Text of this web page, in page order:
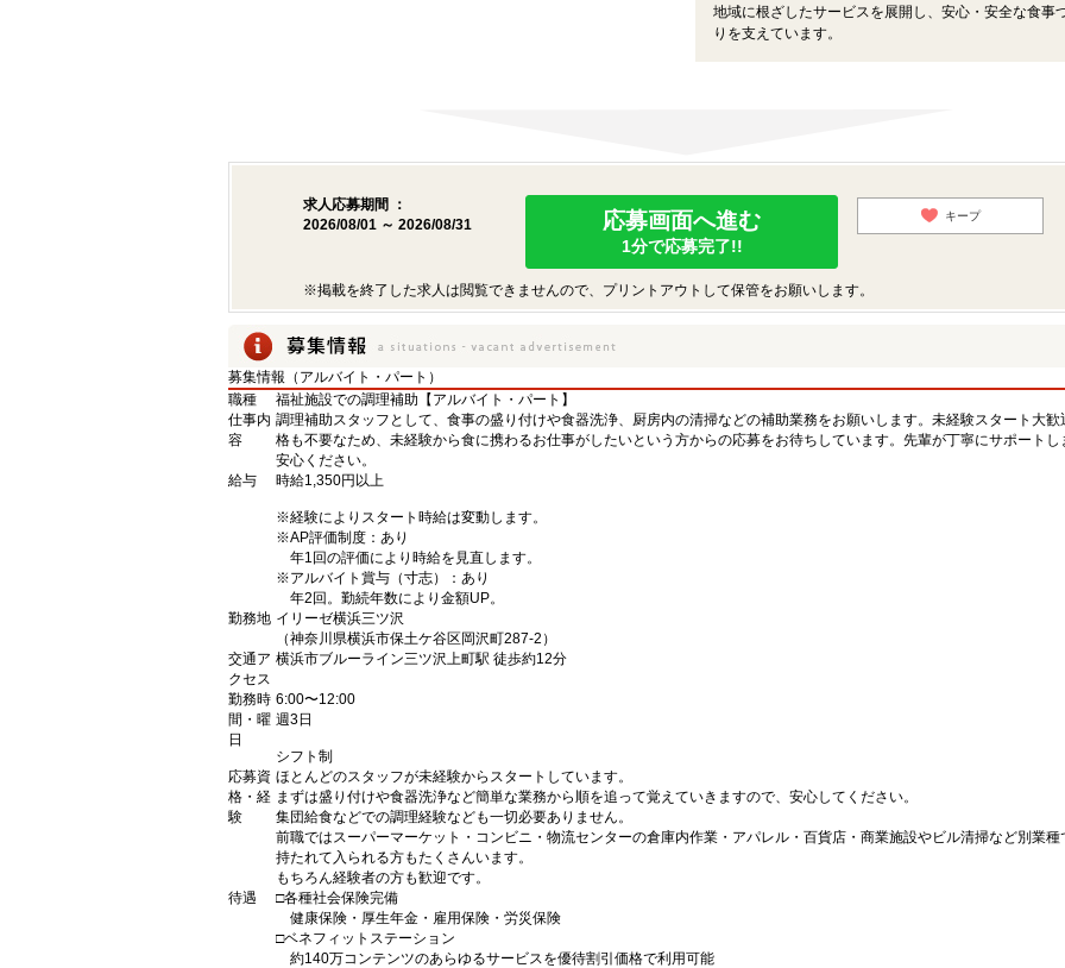
地域に根ざしたサービスを展開し、安心・安全な食事
りを支えています。
求人応募期間 ：
2026/08/01 ～ 2026/08/31
応募画面へ進む
1分で応募完了!!
キープ
※掲載を終了した求人は閲覧できませんので、プリントアウトして保管をお願いします。
募集情報（アルバイト・パート）
職種
福祉施設での調理補助【アルバイト・パート】
仕事内
容
調理補助スタッフとして、食事の盛り付けや食器洗浄、厨房内の清掃などの補助業務をお願いします。未経験スタート大歓
格も不要なため、未経験から食に携わるお仕事がしたいという方からの応募をお待ちしています。先輩が丁寧にサポートし
安心ください。
給与
時給1,350円以上
※経験によりスタート時給は変動します。
※AP評価制度：あり
年1回の評価により時給を見直します。
※アルバイト賞与（寸志）：あり
年2回。勤続年数により金額UP。
勤務地 イリーゼ横浜三ツ沢
（神奈川県横浜市保土ケ谷区岡沢町287-2）
交通ア
クセス
横浜市ブルーライン三ツ沢上町駅 徒歩約12分
勤務時
間・曜
日
6:00〜12:00
週3日
シフト制
応募資
格・経
験
ほとんどのスタッフが未経験からスタートしています。
まずは盛り付けや食器洗浄など簡単な業務から順を追って覚えていきますので、安心してください。
集団給食などでの調理経験なども一切必要ありません。
前職ではスーパーマーケット・コンビニ・物流センターの倉庫内作業・アパレル・百貨店・商業施設やビル清掃など別業種
持たれて入られる方もたくさんいます。
もちろん経験者の方も歓迎です。
待遇
□各種社会保険完備
健康保険・厚生年金・雇用保険・労災保険
□ベネフィットステーション
約140万コンテンツのあらゆるサービスを優待割引価格で利用可能